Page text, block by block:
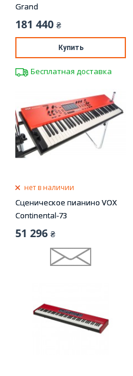
Grand
181 440 ₴
Купить
Бесплатная доставка
нет в наличии
Сценическое пианино VOX
Continental-73
51 296 ₴